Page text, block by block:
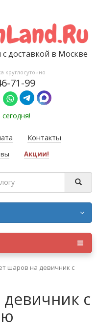
доставкой в Москве
круглосуточно
71-99
Контакты
Акции!
шаров на девичник с
с